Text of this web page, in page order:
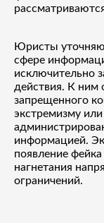
Юристы
сфере
исключительно
действия. К ним
запрещенного
экстремизму
информацией.
появление
нагнетания
ограничений.